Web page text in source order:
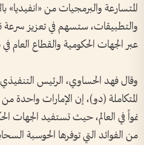
المتسارعة والبرمجيات من «انفيديا»
والتطبيقات، ستسهم في تعزيز سرعة
عبر الجهات الحكومية والقطاع العام
وقال فهد الحساوي، الرئيس
المتكاملة (دو)، إن الإمارات واحدة
نمواً في العالم، حيث تستفيد الجهات
من الفوائد التي توفرها الحوسبة